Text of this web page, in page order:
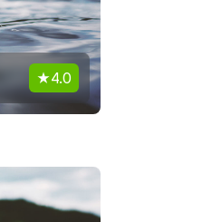
4.0